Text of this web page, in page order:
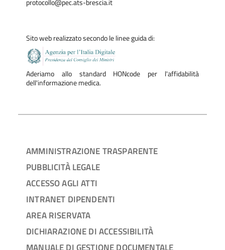
protocollo@pec.ats-brescia.it
Sito web realizzato secondo le linee guida di:
Aderiamo allo standard HONcode per l'affidabilità
dell'informazione medica.
AMMINISTRAZIONE TRASPARENTE
PUBBLICITÀ LEGALE
ACCESSO AGLI ATTI
INTRANET DIPENDENTI
AREA RISERVATA
DICHIARAZIONE DI ACCESSIBILITÀ
MANUALE DI GESTIONE DOCUMENTALE